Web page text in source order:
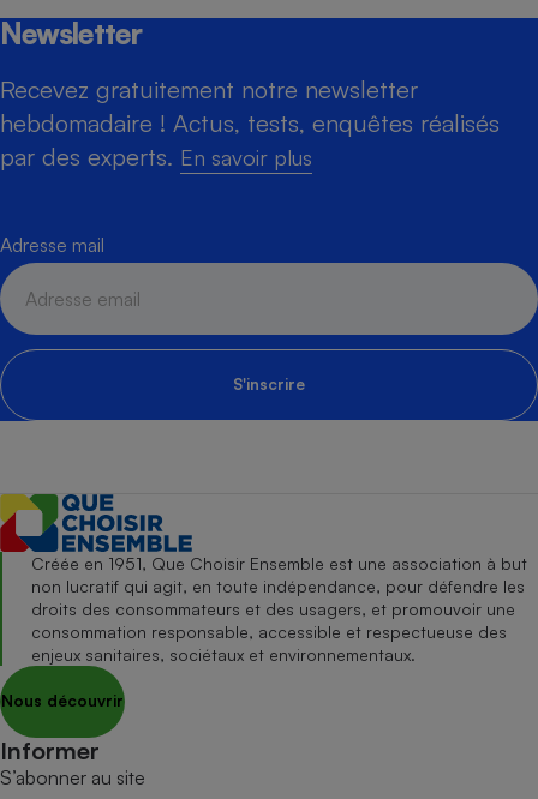
Newsletter
Recevez gratuitement notre newsletter
hebdomadaire ! Actus, tests, enquêtes réalisés
par des experts. En savoir plus
Adresse mail
S'inscrire
Créée en 1951, Que Choisir Ensemble est une association à but
non lucratif qui agit, en toute indépendance, pour défendre les
droits des consommateurs et des usagers, et promouvoir une
consommation responsable, accessible et respectueuse des
enjeux sanitaires, sociétaux et environnementaux.
Nous découvrir
Informer
S’abonner au site